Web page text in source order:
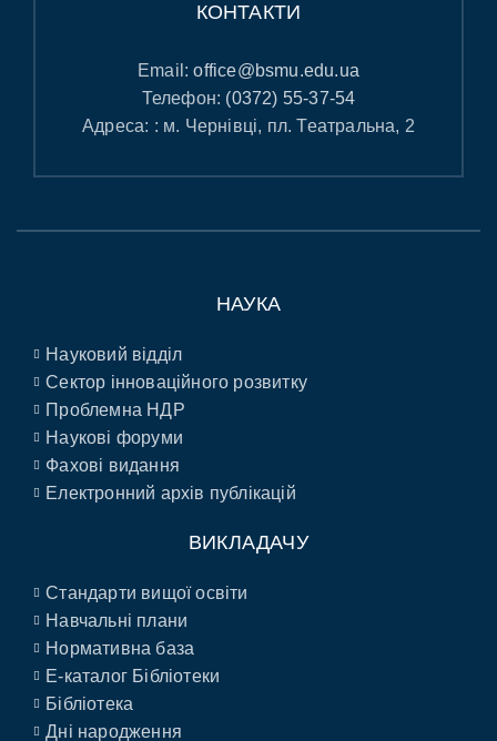
КОНТАКТИ
Email:office@bsmu.edu.ua
Телефон: (0372) 55-37-54
Адреса: : м. Чернівці, пл. Театральна, 2
НАУКА
Науковий відділ
Сектор інноваційного розвитку
Проблемна НДР
Наукові форуми
Фахові видання
Електронний архів публікацій
ВИКЛАДАЧУ
Стандарти вищої освіти
Навчальні плани
Нормативна база
E-каталог Бібліотеки
Бібліотека
Дні народження